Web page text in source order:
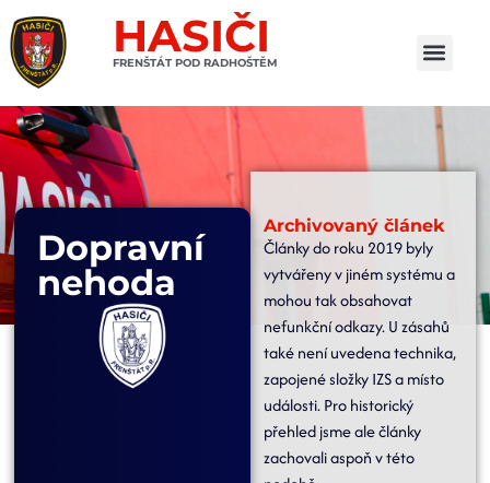
HASIČI
FRENŠTÁT POD RADHOŠTĚM
Dopravní
nehoda
Archivovaný článek
Články do roku 2019 byly
vytvářeny v jiném systému a
mohou tak obsahovat
nefunkční odkazy. U zásahů
také není uvedena technika,
zapojené složky IZS a místo
události. Pro historický
přehled jsme ale články
zachovali aspoň v této